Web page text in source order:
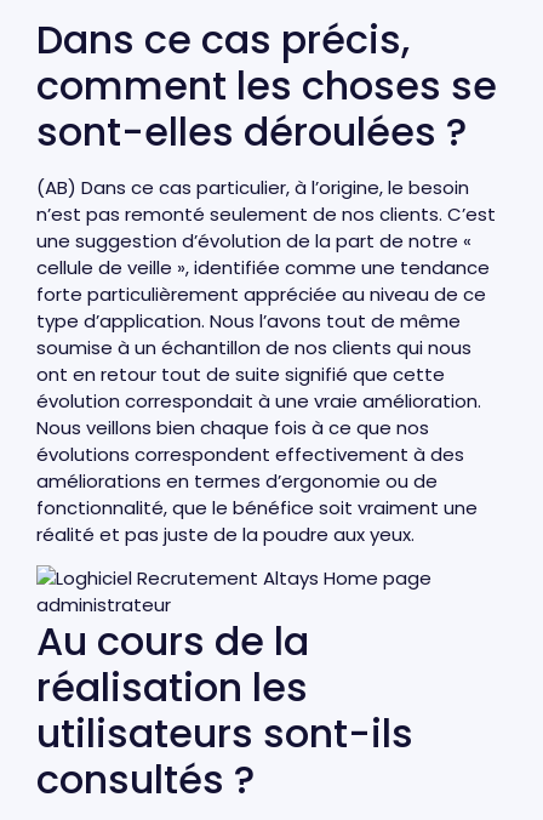
Dans ce cas précis,
comment les choses se
sont-elles déroulées ?
(AB) Dans ce cas particulier, à l’origine, le besoin
n’est pas remonté seulement de nos clients. C’est
une suggestion d’évolution de la part de notre «
cellule de veille », identifiée comme une tendance
forte particulièrement appréciée au niveau de ce
type d’application. Nous l’avons tout de même
soumise à un échantillon de nos clients qui nous
ont en retour tout de suite signifié que cette
évolution correspondait à une vraie amélioration.
Nous veillons bien chaque fois à ce que nos
évolutions correspondent effectivement à des
améliorations en termes d’ergonomie ou de
fonctionnalité, que le bénéfice soit vraiment une
réalité et pas juste de la poudre aux yeux.
Au cours de la
réalisation les
utilisateurs sont-ils
consultés ?